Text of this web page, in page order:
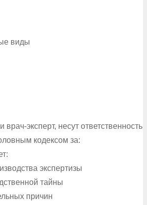
виды
врач-эксперт, несут ответственность
кодексом за:
экспертизы
тайны
причин